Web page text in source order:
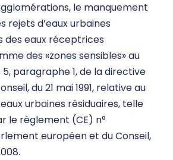
le manquement
rejets d’eaux urbaines
des eaux réceptrices
des «zones sensibles» au
5, paragraphe 1, de la directive
du 21 mai 1991, relative au
urbaines résiduaires, telle
le règlement (CE) n°
européen et du Conseil,